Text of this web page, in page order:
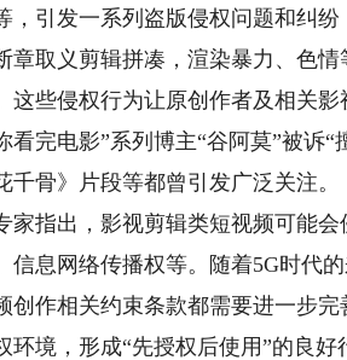
，引发一系列盗版侵权问题和纠
章取义剪辑拼凑，渲染暴力、色
这些侵权行为让原创作者及相关
看完电影”系列博主“谷阿莫”被诉
千骨》片段等都曾引发广泛关注。
指出，影视剪辑类短视频可能会
信息网络传播权等。随着5G时代
创作相关约束条款都需要进一步
环境，形成“先授权后使用”的良